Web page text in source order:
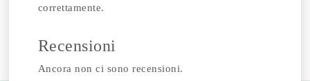
correttamente.
Recensioni
Ancora non ci sono recensioni.